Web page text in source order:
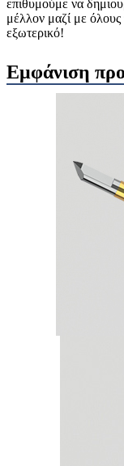
επιθυμούμε να
μέλλον μαζί με
εξωτερικό!
Εμφάνιση